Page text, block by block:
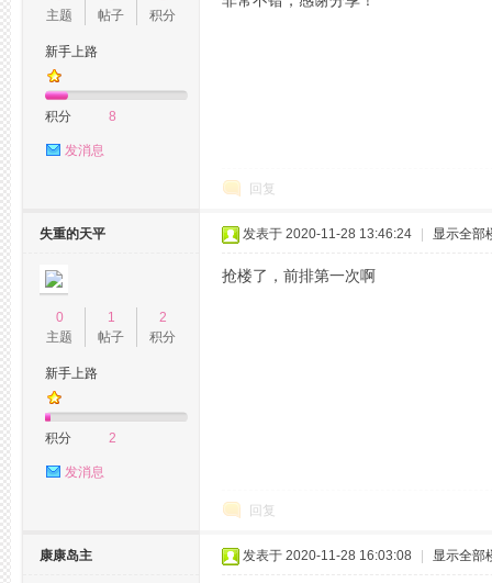
主题
帖子
积分
新手上路
积分 8
发消息
回复
失重的天平
0
主题
1
帖子
2
积分
新手上路
积分 2
发消息
发表于 2020-11-28 13:46:24 显示全部
抢楼了，前排第一次啊
回复
康康岛主 发表于 2020-11-28 16:03:08 显示全部